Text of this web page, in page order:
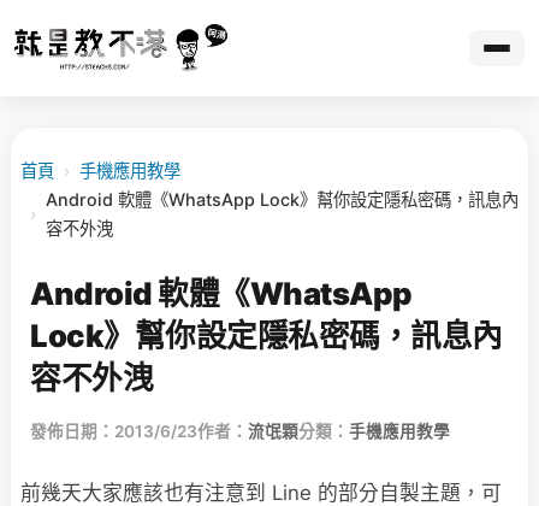
首頁 › 手機應用教學
›
Android 軟體《WhatsApp Lock》幫你設定隱私密碼，訊息內
容不外洩
Android 軟體《WhatsApp
Lock》幫你設定隱私密碼，訊息內
容不外洩
發佈日期：2013/6/23作者： 流氓顆分類： 手機應用教學
前幾天大家應該也有注意到 Line 的部分自製主題，可